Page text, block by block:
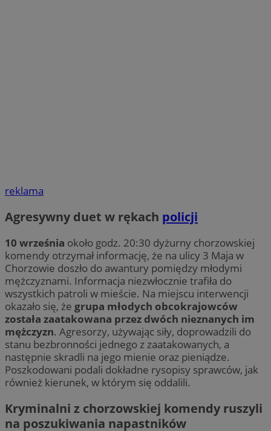
reklama
Agresywny duet w rękach policji
10 września około godz. 20:30 dyżurny chorzowskiej
komendy otrzymał informację, że na ulicy 3 Maja w
Chorzowie doszło do awantury pomiędzy młodymi
mężczyznami. Informacja niezwłocznie trafiła do
wszystkich patroli w mieście. Na miejscu interwencji
okazało się, że grupa młodych obcokrajowców
została zaatakowana przez dwóch nieznanych im
mężczyzn. Agresorzy, używając siły, doprowadzili do
stanu bezbronności jednego z zaatakowanych, a
następnie skradli na jego mienie oraz pieniądze.
Poszkodowani podali dokładne rysopisy sprawców, jak
również kierunek, w którym się oddalili.
Kryminalni z chorzowskiej komendy ruszyli
na poszukiwania napastników